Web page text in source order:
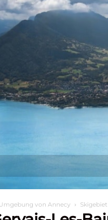
Entdecken Sie
von Annecy